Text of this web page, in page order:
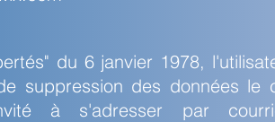
du 6 janvier 1978,
suppression des données le
à s'adresser par